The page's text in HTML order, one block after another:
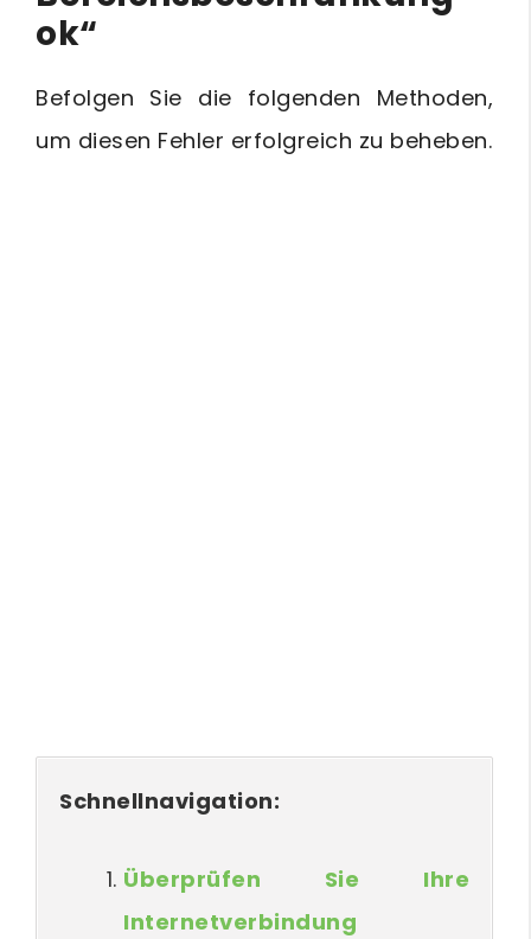
ok“
Befolgen Sie die folgenden Methoden,
um diesen Fehler erfolgreich zu beheben.
Schnellnavigation:
Überprüfen Sie Ihre
Internetverbindung